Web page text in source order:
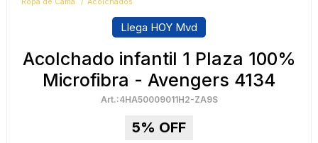
Ropa de Cama Acolchados
Llega HOY Mvd
Acolchado infantil 1 Plaza 100%
Microfibra - Avengers 4134
4HA50009011H2-ZA9S
5